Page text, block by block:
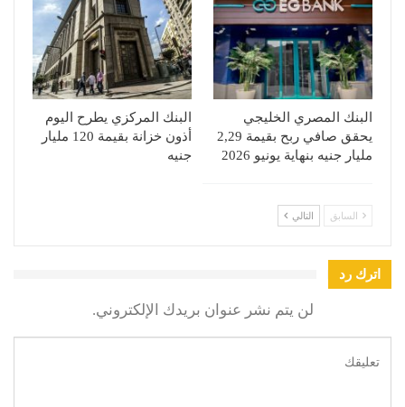
البنك المصري الخليجي
يحقق صافي ربح بقيمة 2,29
مليار جنيه بنهاية يونيو 2026
البنك المركزي يطرح اليوم
أذون خزانة بقيمة 120 مليار
جنيه
السابق التالي
اترك رد
لن يتم نشر عنوان بريدك الإلكتروني.